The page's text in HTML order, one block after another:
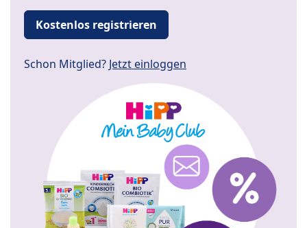
Kostenlos registrieren
Schon Mitglied? Jetzt einloggen